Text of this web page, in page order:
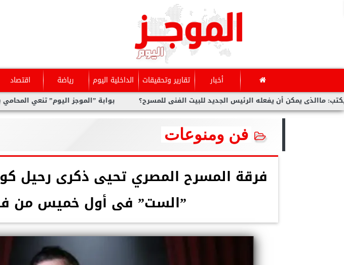
أخبار تقارير وتحقيقات الداخلية اليوم رياضة اقتصاد
بوابة ”الموجز اليوم” تنعي المحامي بهاء حسن أن يفعله الرئيس الجديد للبيت الفنى للمسرح؟
فن ومنوعات
فرقة المسرح المصري تحيى ذكرى رحيل
”الست” فى أول خميس من